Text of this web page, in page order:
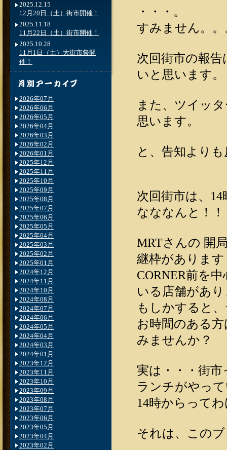
・・・。
すみません。。
次回街市の報
いと思います。
また、ツイッ
思います。
と、告知より
次回街市は、
なななんと！！
MRTさんの 開
継枠がありま
CORNER前を
いる店舗があ
もしかすると
お時間のある
みませんか？
実は・・・街市
ランチがやっ
14時からって
それは、この
2025.12.15
12月20日（土）街市開催！
2025.11.18
11月22日（土）街市開催！
2025.10.28
11月1日（土）大街市祭開
催！
2026年07月
2026年06月
2026年05月
2026年04月
2026年03月
2026年02月
2026年01月
2025年12月
2025年11月
2025年10月
2025年09月
2025年08月
2025年07月
2025年06月
2025年05月
2025年04月
2025年03月
2025年02月
2025年01月
2024年12月
2024年11月
2024年10月
2024年08月
2024年07月
2024年06月
2024年05月
2024年04月
2024年03月
2024年01月
2023年12月
2023年11月
2023年10月
2023年09月
2023年08月
2023年07月
2023年06月
2023年05月
2023年04月
2023年02月